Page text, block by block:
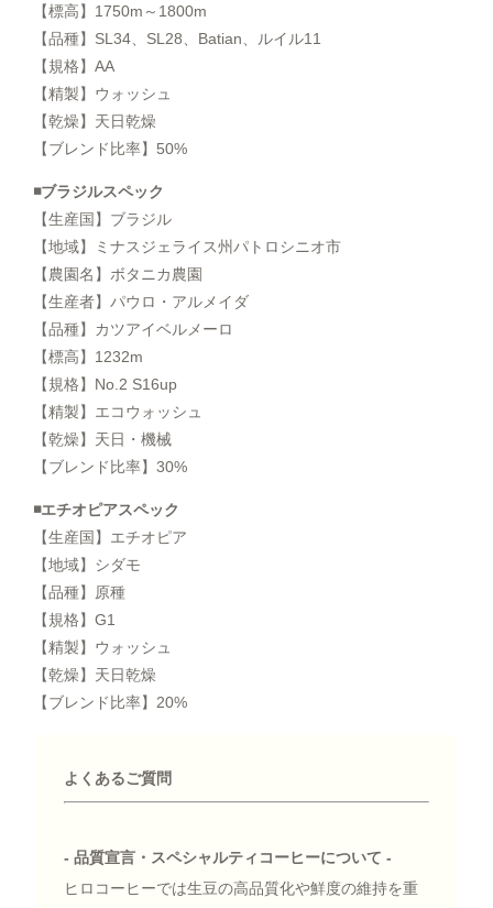
【標高】1750m～1800m
【品種】SL34、SL28、Batian、ルイル11
【規格】AA
【精製】ウォッシュ
【乾燥】天日乾燥
【ブレンド比率】50%
◾️ブラジルスペック
【生産国】ブラジル
【地域】ミナスジェライス州パトロシニオ市
【農園名】ボタニカ農園
【生産者】パウロ・アルメイダ
【品種】カツアイベルメーロ
【標高】1232m
【規格】No.2 S16up
【精製】エコウォッシュ
【乾燥】天日・機械
【ブレンド比率】30%
◾️エチオピアスペック
【生産国】エチオピア
【地域】シダモ
【品種】原種
【規格】G1
【精製】ウォッシュ
【乾燥】天日乾燥
【ブレンド比率】20%
よくあるご質問
- 品質宣言・スペシャルティコーヒーについて -
ヒロコーヒーでは生豆の高品質化や鮮度の維持を重